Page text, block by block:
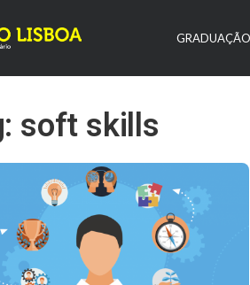
GRADUAÇÃO
soft skills